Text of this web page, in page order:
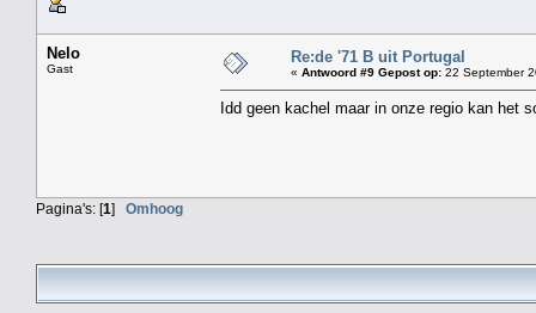
Nelo
Gast
Re:de '71 B uit Portugal
« Antwoord #9 Gepost op: 22 September
Idd geen kachel maar in onze regio kan het
Pagina's: [1] Omhoog